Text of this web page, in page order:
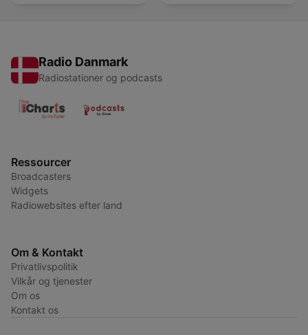
Radio Danmark
Radiostationer og podcasts
Ressourcer
Broadcasters
Widgets
Radiowebsites efter land
Om & Kontakt
Privatlivspolitik
Vilkår og tjenester
Om os
Kontakt os